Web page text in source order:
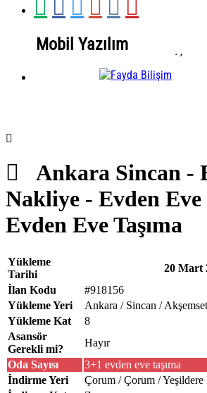
Mobil Yazılım . ,
Ankara Sincan -
Nakliye - Evden
Evden Eve Taşıma
Yükleme
Tarihi
20 Mart
İlan Kodu
#918156
Yükleme Yeri
Ankara / Sincan /
Yükleme Kat
8
Asansör
Gerekli mi?
Hayır
Oda Sayısı
3+1 evden eve taşıma
İndirme Yeri
Çorum / Çorum /